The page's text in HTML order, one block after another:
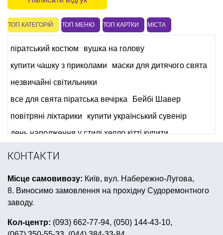
ТОП КАТЕГОРІЙ ТОП МЕНЮ ТОП КАРТКИ МІСТА
піратський костюм
вушка на голову
купити чашку з приколами
маски для дитячого свята
незвичайні світильники
все для свята піратська вечірка
Бейбі Шавер
повітряні ліхтарики
купити український сувенір
день народження у стилі хелло кітті купити
вечірка в стилі диско
сертифікат подарунковий
українські аксесуари
мильні бульбашки
вечірка в стилі 80
КОНТАКТИ
Місце самовивозу: Київ, вул. Набережно-Лугова,
8. Виносимо замовлення на прохідну Судоремонтного
заводу.
Кол-центр: (093) 662-77-94, (050) 144-43-10,